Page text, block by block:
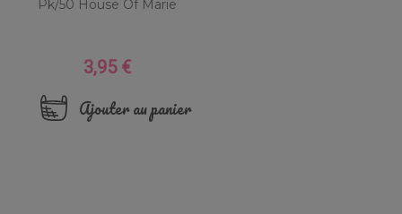
Pk/50 House Of Marie
Prix
3,95 €
Ajouter au panier